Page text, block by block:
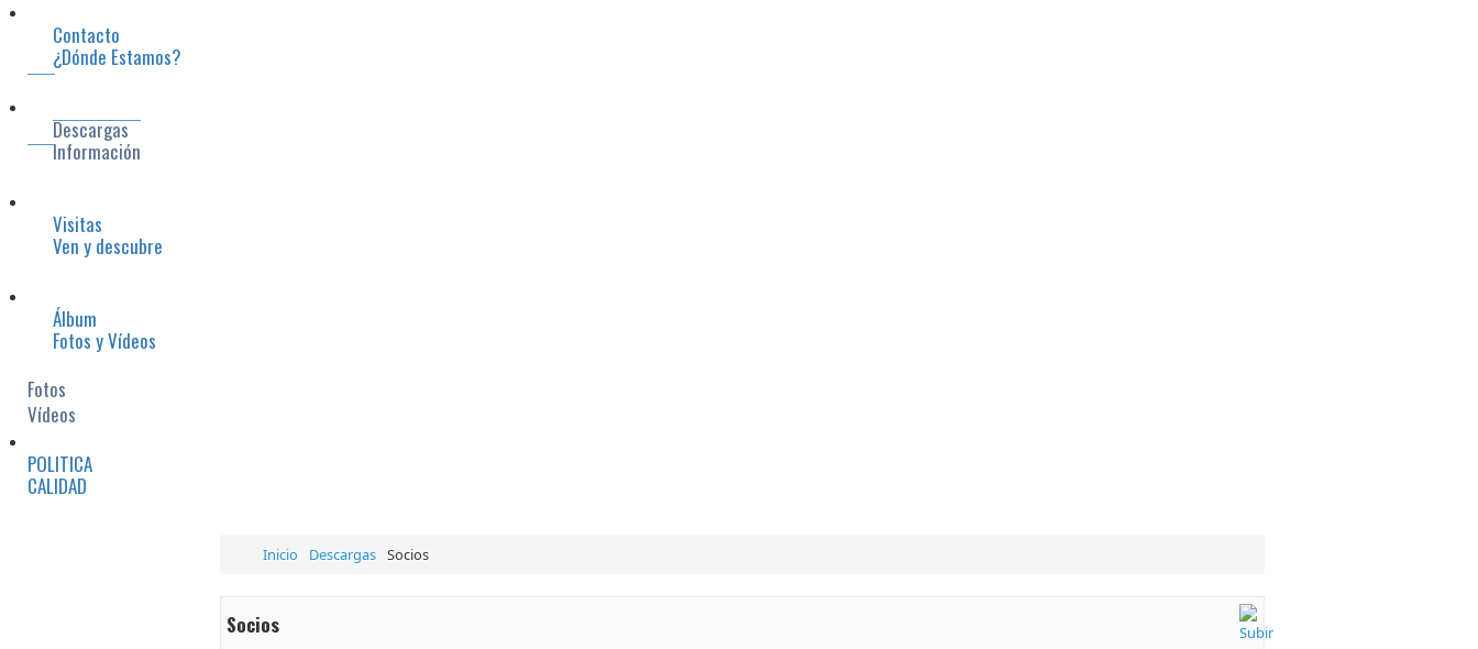
Contacto
¿Dónde Estamos?
Descargas
Información
Visitas
Ven y descubre
Álbum
Fotos y Vídeos
Fotos
Vídeos
POLITICA
CALIDAD
Inicio Descargas Socios
Socios